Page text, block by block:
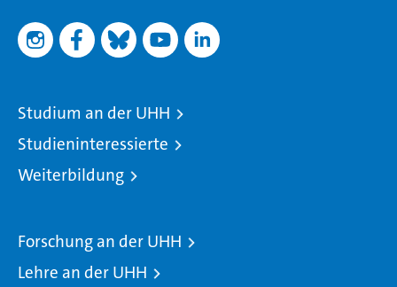
Studium an der UHH
Studieninteressierte
Weiterbildung
Forschung an der UHH
Lehre an der UHH